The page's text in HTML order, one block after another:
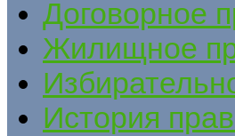
Договорное
Жилищное
История